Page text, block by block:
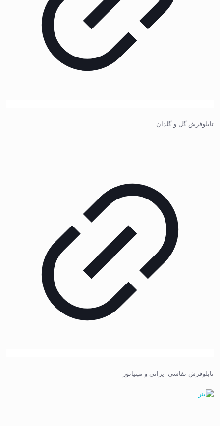
تابلوفرش گل و گلدان
تابلوفرش نقاشی ایرانی و مینیاتور